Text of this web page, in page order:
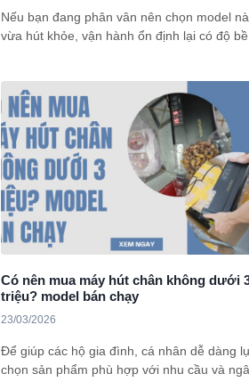
Nếu bạn đang phân vân nên chọn model
vừa hút khỏe, vận hành ổn định lại có độ bền
để bạn dễ dàng tham khảo.
Có nên mua máy hút chân không dưới
triệu? model bán chạy
23/03/2026
Để giúp các hộ gia đình, cá nhân dễ dàng
chọn sản phẩm phù hợp với nhu cầu và ngân